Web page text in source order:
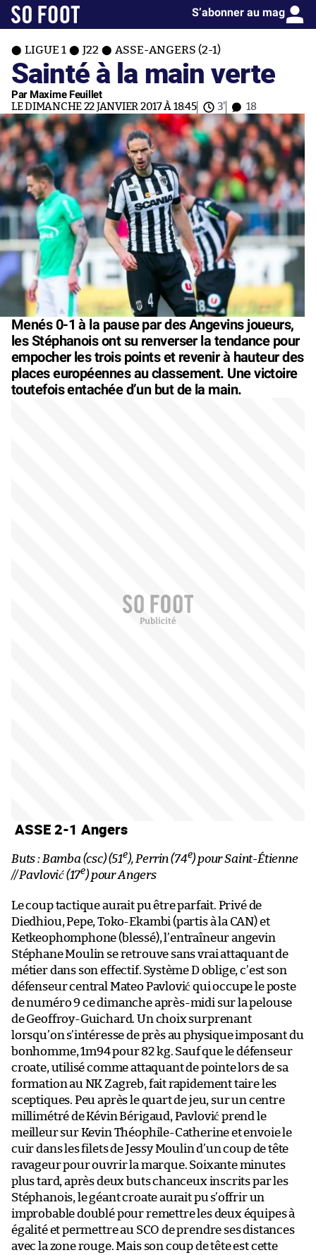
S’abonner au mag
LIGUE 1 J22 ASSE-ANGERS (2-1)
Sainté à la main verte
Par Maxime Feuillet
LE DIMANCHE 22 JANVIER 2017 À 18:45 3' 18
Menés 0-1 à la pause par des Angevins joueurs,
les Stéphanois ont su renverser la tendance pour
empocher les trois points et revenir à hauteur des
places européennes au classement. Une victoire
toutefois entachée d’un but de la main.
ASSE 2-1 Angers
Buts : Bamba (csc) (51e), Perrin (74e) pour Saint-Étienne
// Pavlović (17e) pour Angers
Le coup tactique aurait pu être parfait. Privé de
Diedhiou, Pepe, Toko-Ekambi (partis à la CAN) et
Ketkeophomphone (blessé), l’entraîneur angevin
Stéphane Moulin se retrouve sans vrai attaquant de
métier dans son effectif. Système D oblige, c’est son
défenseur central Mateo Pavlović qui occupe le poste
de numéro 9 ce dimanche après-midi sur la pelouse
de Geoffroy-Guichard. Un choix surprenant
lorsqu’on s’intéresse de près au physique imposant du
bonhomme, 1m94 pour 82 kg. Sauf que le défenseur
croate, utilisé comme attaquant de pointe lors de sa
formation au NK Zagreb, fait rapidement taire les
sceptiques. Peu après le quart de jeu, sur un centre
millimétré de Kévin Bérigaud, Pavlović prend le
meilleur sur Kevin Théophile-Catherine et envoie le
cuir dans les filets de Jessy Moulin d’un coup de tête
ravageur pour ouvrir la marque. Soixante minutes
plus tard, après deux buts chanceux inscrits par les
Stéphanois, le géant croate aurait pu s’offrir un
improbable doublé pour remettre les deux équipes à
égalité et permettre au SCO de prendre ses distances
avec la zone rouge. Mais son coup de tête est cette